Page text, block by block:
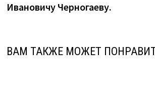
Ивановичу Черногаеву.
ВАМ ТАКЖЕ МОЖЕТ